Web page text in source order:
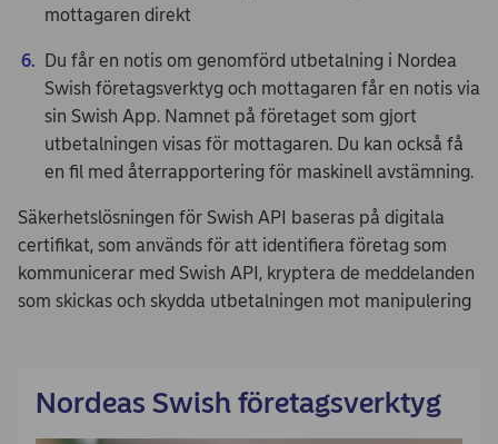
mottagaren direkt
Du får en notis om genomförd utbetalning i Nordea
Swish företagsverktyg och mottagaren får en notis via
sin Swish App. Namnet på företaget som gjort
utbetalningen visas för mottagaren. Du kan också få
en fil med återrapportering för maskinell avstämning.
Säkerhetslösningen för Swish API baseras på digitala
certifikat, som används för att identifiera företag som
kommunicerar med Swish API, kryptera de meddelanden
som skickas och skydda utbetalningen mot manipulering
Nordeas Swish företagsverktyg